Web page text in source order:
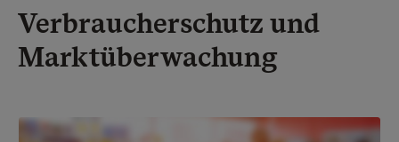
Verbraucherschutz und
Marktüberwachung